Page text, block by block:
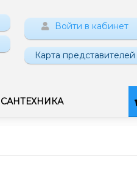
Войти в кабинет
Карта представителей
САНТЕХНИКА